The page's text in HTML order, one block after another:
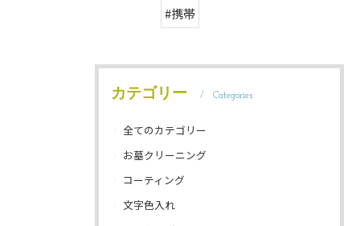
#携帯
カテゴリー Categories
全てのカテゴリー
お墓クリーニング
コーティング
文字色入れ